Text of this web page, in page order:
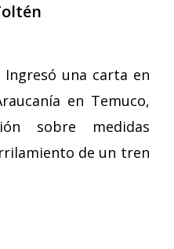
una carta en
en Temuco,
sobre medidas
de un tren